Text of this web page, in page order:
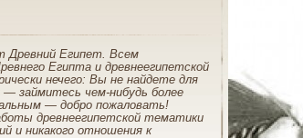
Древний Египет. Всем
Египта и древнеегипетской
нечего: Вы не найдете для
— займитесь чем-нибудь более
— добро пожаловать!
древнеегипетской тематики
и никакого отношения к